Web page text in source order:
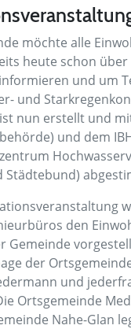
möchte alle
heute schon über
und um
und
nun erstellt und
und dem
Städtebund)
den
Gemeinde
der
und
Ortsgemeinde
Nahe-Glan